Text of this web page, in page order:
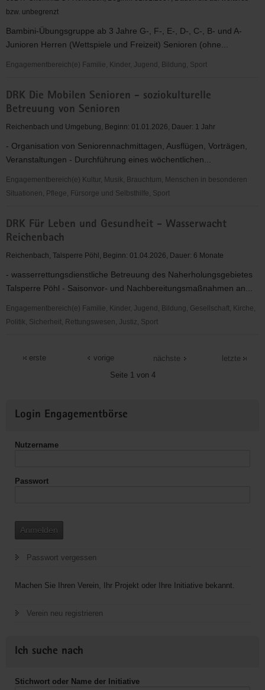
bzw. unbegrenzt
Bambini-Übungsgruppe ab 3 Jahre G-, F-, E-, D-, C-, B- und A-
Junioren Herren (Wettspiele und Freizeit) Senioren (ohne...
Engagementbereich(e) Familie, Kinder, Jugend, Bildung, Sport
-
Amateursport
mit
Jugendlichen
und
Erwachsenen
DRK Die Mobilen Senioren - soziokulturelle
Betreuung von Senioren
Reichenbach und Umgebung, Beginn: 01.01.2026, Dauer: 1 Jahr
- Organisation von Seniorennachmittagen, Ausflügen, Vorträgen,
Veranstaltungen - Durchführung eines wöchentlichen...
Engagementbereich(e) Kultur, Musik, Brauchtum, Menschen in besonderen
Situationen, Pflege, Fürsorge und Selbsthilfe, Sport
Die
Mobilen
Senioren
soziokulturelle
Betreuung
von
Senioren
DRK Für Leben und Gesundheit - Wasserwacht
Reichenbach
Reichenbach, Talsperre Pöhl, Beginn: 01.04.2026, Dauer: 6 Monate
- wasserrettungsdienstliche Betreuung des Naherholungsgebietes
Talsperre Pöhl - Saisonvor- und Nachbereitungsmaßnahmen an...
Engagementbereich(e) Familie, Kinder, Jugend, Bildung, Gesellschaft, Kirche,
Politik, Sicherheit, Rettungswesen, Justiz, Sport
Wasserwacht
erste
vorige
Seite 1 von 4
nächste letzte
Informationen
Login Engagementbörse
Nutzername
Passwort
Anmelden
Passwort vergessen
Machen Sie Ihren Verein, Ihr Projekt oder Ihre Initiative bekannt.
Verein neu registrieren
Ich suche nach
Stichwort oder Name der Initiative